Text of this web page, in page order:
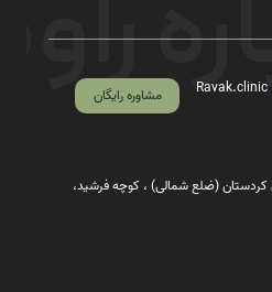
Ravak.clinic مشاوره رایگان
کردستان (ضلع شمالی) ، کوچه فرشید،